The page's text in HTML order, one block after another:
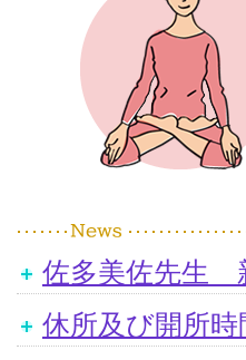
佐多美佐先生
休所及び開所